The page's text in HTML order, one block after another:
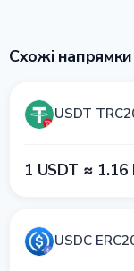
Схожі
USDT
1 USDT ≈ 1.16
USDC